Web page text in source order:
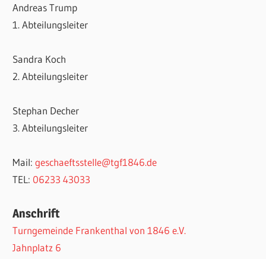
Andreas Trump
1. Abteilungsleiter
Sandra Koch
2. Abteilungsleiter
Stephan Decher
3. Abteilungsleiter
Mail:geschaeftsstelle@tgf1846.de
TEL: 06233 43033
Anschrift
Turngemeinde Frankenthal von 1846 e.V.
Jahnplatz 6